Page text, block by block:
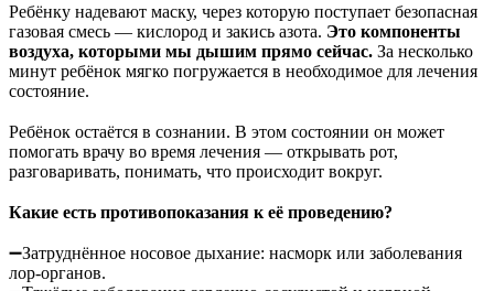
Ребёнку надевают маску, через которую поступает безопасная
газовая смесь — кислород и закись азота. Это компоненты
воздуха, которыми мы дышим прямо сейчас. За несколько
минут ребёнок мягко погружается в необходимое для лечения
состояние.
Ребёнок остаётся в сознании. В этом состоянии он может
помогать врачу во время лечения — открывать рот,
разговаривать, понимать, что происходит вокруг.
Какие есть противопоказания к её проведению?
➖Затруднённое носовое дыхание: насморк или заболевания
лор-органов.